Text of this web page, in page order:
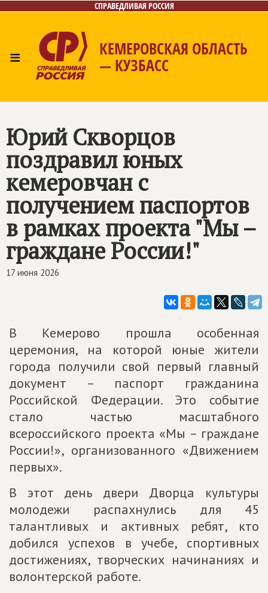
СПРАВЕДЛИВАЯ РОССИЯ
≡ КЕМЕРОВСКАЯ ОБЛАСТЬ
— КУЗБАСС
Фото/Видео
Юрий Скворцов
поздравил юных
кемеровчан с
получением паспортов
в рамках проекта "Мы –
граждане России!"
17 июня 2026
В Кемерово прошла особенная
церемония, на которой юные жители
города получили свой первый главный
документ – паспорт гражданина
Российской Федерации. Это событие
стало частью масштабного
всероссийского проекта «Мы – граждане
России!», организованного «Движением
первых».
В этот день двери Дворца культуры
молодежи распахнулись для 45
талантливых и активных ребят, кто
добился успехов в учебе, спортивных
достижениях, творческих начинаниях и
волонтерской работе.